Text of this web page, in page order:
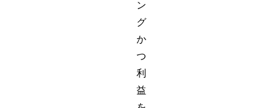
ン
グ
か
つ
利
益